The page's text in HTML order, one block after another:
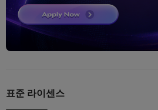
표준 라이센스